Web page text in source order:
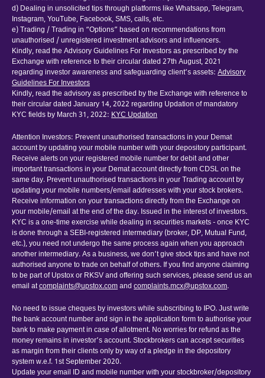
d) Dealing in unsolicited tips through platforms like Whatsapp, Telegram,
Instagram, YouTube, Facebook, SMS, calls, etc.
e) Trading / Trading in “Options” based on recommendations from
unauthorised / unregistered investment advisors and influencers.
Kindly, read the Advisory Guidelines For Investors as prescribed by the
Exchange with reference to their circular dated 27th August, 2021
regarding investor awareness and safeguarding client’s assets: Advisory
Guidelines For Investors
Kindly, read the advisory as prescribed by the Exchange with reference to
their circular dated January 14, 2022 regarding Updation of mandatory
KYC fields by March 31, 2022: KYC Updation
Attention Investors: Prevent unauthorised transactions in your Demat
account by updating your mobile number with your depository participant.
Receive alerts on your registered mobile number for debit and other
important transactions in your Demat account directly from CDSL on the
same day. Prevent unauthorised transactions in your Trading account by
updating your mobile numbers/email addresses with your stock brokers.
Receive information on your transactions directly from the Exchange on
your mobile/email at the end of the day. Issued in the interest of investors.
KYC is a one-time exercise while dealing in securities markets - once KYC
is done through a SEBI-registered intermediary (broker, DP, Mutual Fund,
etc.), you need not undergo the same process again when you approach
another intermediary. As a business, we don’t give stock tips and have not
authorised anyone to trade on behalf of others. If you find anyone claiming
to be part of Upstox or RKSV and offering such services, please send us an
email atcomplaints@upstox.comand complaints.mcx@upstox.com.
No need to issue cheques by investors while subscribing to IPO. Just write
the bank account number and sign in the application form to authorise your
bank to make payment in case of allotment. No worries for refund as the
money remains in investor’s account. Stockbrokers can accept securities
as margin from their clients only by way of a pledge in the depository
system w.e.f. 1st September 2020.
Update your email ID and mobile number with your stockbroker/depository